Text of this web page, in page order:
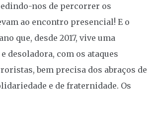
nos de percorrer os
ao encontro presencial! E o
que, desde 2017, vive uma
desoladora, com os ataques
bem precisa dos abraços de
e de fraternidade. Os